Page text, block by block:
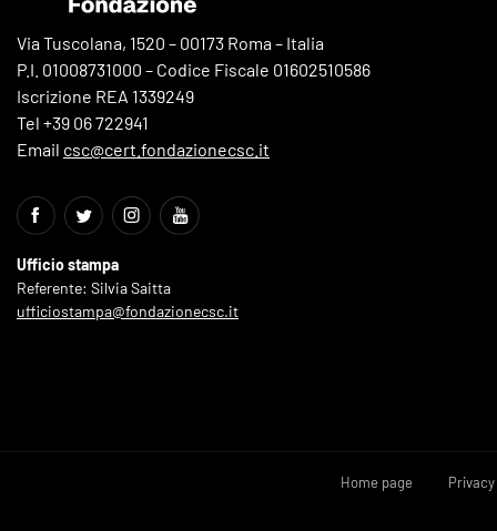
Via Tuscolana, 1520 – 00173 Roma – Italia
P.I. 01008731000 – Codice Fiscale 01602510586
Iscrizione REA 1339249
Tel +39 06 722941
Email csc@cert.fondazionecsc.it
Ufficio stampa
Referente: Silvia Saitta
ufficiostampa@fondazionecsc.it
Home page